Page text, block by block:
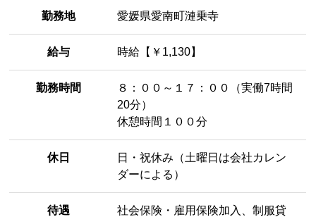
勤務地 愛媛県愛南町漣乗寺
給与 時給【￥1,130】
勤務時間
８：００～１７：００（実働7時間
20分）
休憩時間１００分
休日
日・祝休み（土曜日は会社カレン
ダーによる）
待遇
社会保険・雇用保険加入、制服貸